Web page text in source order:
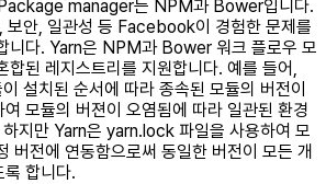
manager는 NPM과 Bower입니다.
보안, 일관성 등 Facebook이 경험한 문제를
니다. Yarn은 NPM과 Bower 워크 플로우 모
합된 레지스트리를 지원합니다. 예를 들어,
설치된 순서에 따라 종속된 모듈의 버전이
모듈의 버젼이 오염됨에 따라 일관된 환경
지만 Yarn은 yarn.lock 파일을 사용하여 모
버전에 연동함으로써 동일한 버전이 모든 개
록 합니다.